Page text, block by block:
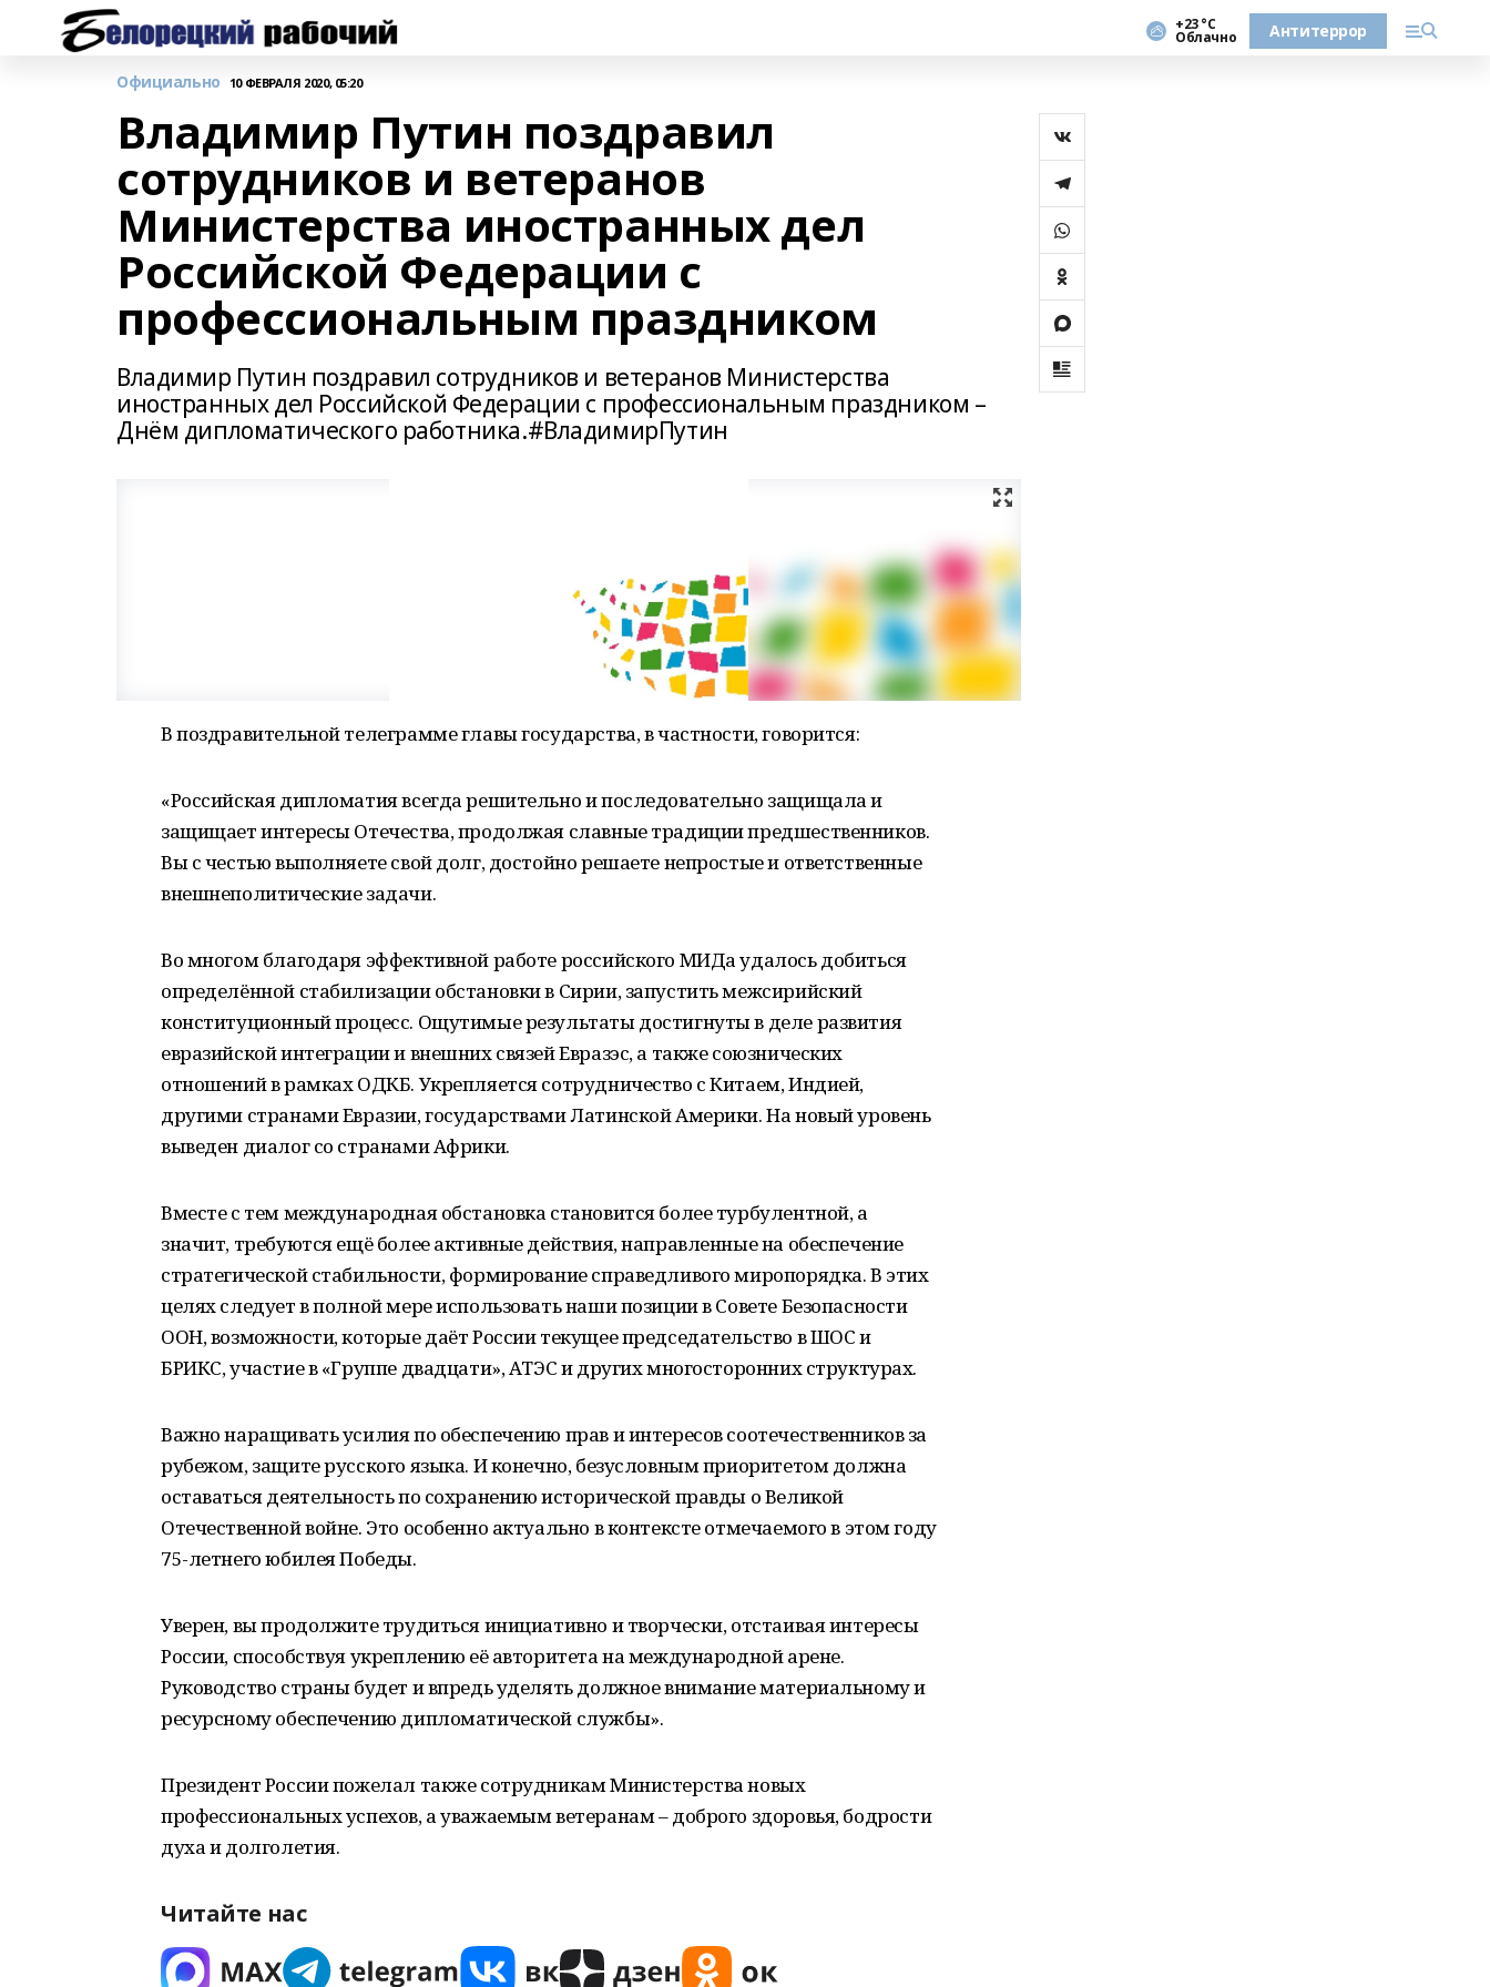
+23 °С
Облачно Антитеррор
Официально 10 ФЕВРАЛЯ 2020, 05:20
Владимир Путин поздравил
сотрудников и ветеранов
Министерства иностранных дел
Российской Федерации с
профессиональным праздником
Владимир Путин поздравил сотрудников и ветеранов Министерства
иностранных дел Российской Федерации с профессиональным праздником –
Днём дипломатического работника.#ВладимирПутин
В поздравительной телеграмме главы государства, в частности, говорится:
«Российская дипломатия всегда решительно и последовательно защищала и
защищает интересы Отечества, продолжая славные традиции предшественников.
Вы с честью выполняете свой долг, достойно решаете непростые и ответственные
внешнеполитические задачи.
Во многом благодаря эффективной работе российского МИДа удалось добиться
определённой стабилизации обстановки в Сирии, запустить межсирийский
конституционный процесс. Ощутимые результаты достигнуты в деле развития
евразийской интеграции и внешних связей Евразэс, а также союзнических
отношений в рамках ОДКБ. Укрепляется сотрудничество с Китаем, Индией,
другими странами Евразии, государствами Латинской Америки. На новый уровень
выведен диалог со странами Африки.
Вместе с тем международная обстановка становится более турбулентной, а
значит, требуются ещё более активные действия, направленные на обеспечение
стратегической стабильности, формирование справедливого миропорядка. В этих
целях следует в полной мере использовать наши позиции в Совете Безопасности
ООН, возможности, которые даёт России текущее председательство в ШОС и
БРИКС, участие в «Группе двадцати», АТЭС и других многосторонних структурах.
Важно наращивать усилия по обеспечению прав и интересов соотечественников за
рубежом, защите русского языка. И конечно, безусловным приоритетом должна
оставаться деятельность по сохранению исторической правды о Великой
Отечественной войне. Это особенно актуально в контексте отмечаемого в этом году
75-летнего юбилея Победы.
Уверен, вы продолжите трудиться инициативно и творчески, отстаивая интересы
России, способствуя укреплению её авторитета на международной арене.
Руководство страны будет и впредь уделять должное внимание материальному и
ресурсному обеспечению дипломатической службы».
Президент России пожелал также сотрудникам Министерства новых
профессиональных успехов, а уважаемым ветеранам – доброго здоровья, бодрости
духа и долголетия.
Читайте нас